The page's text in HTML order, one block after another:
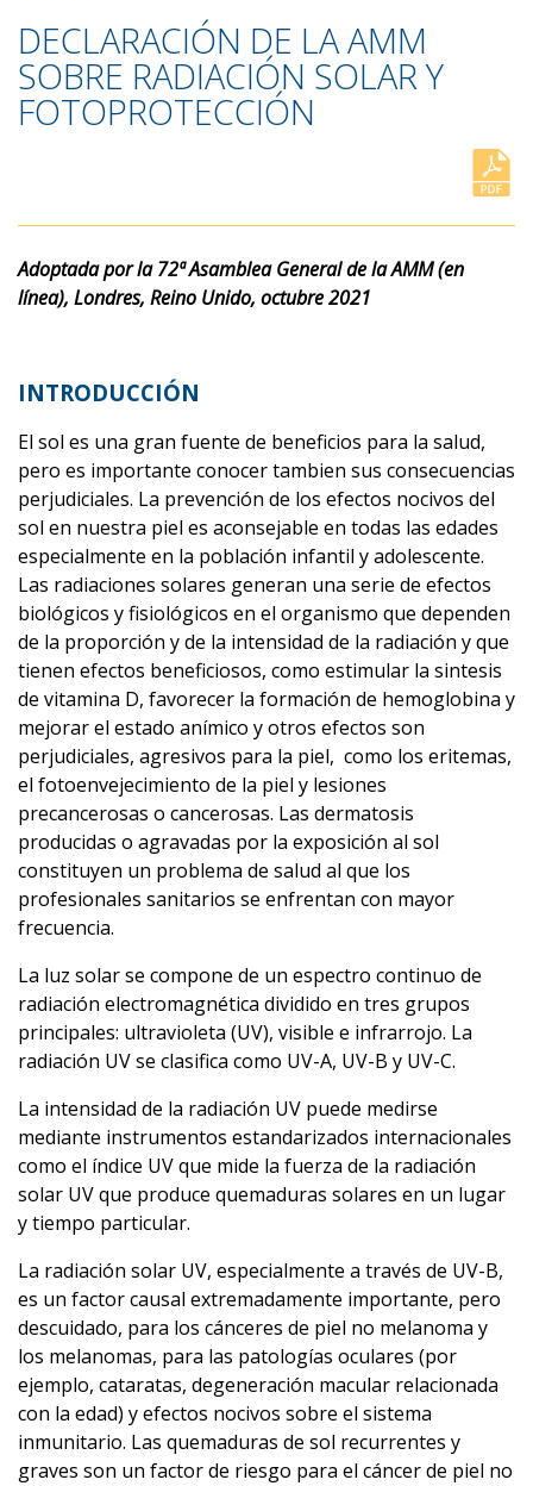
DECLARACIÓN DE LA AMM
SOBRE RADIACIÓN SOLAR Y
FOTOPROTECCIÓN
Adoptada por la 72ª Asamblea General de la AMM (en
línea), Londres, Reino Unido, octubre 2021
INTRODUCCIÓN
El sol es una gran fuente de beneficios para la salud,
pero es importante conocer tambien sus consecuencias
perjudiciales. La prevención de los efectos nocivos del
sol en nuestra piel es aconsejable en todas las edades
especialmente en la población infantil y adolescente.
Las radiaciones solares generan una serie de efectos
biológicos y fisiológicos en el organismo que dependen
de la proporción y de la intensidad de la radiación y que
tienen efectos beneficiosos, como estimular la sintesis
de vitamina D, favorecer la formación de hemoglobina y
mejorar el estado anímico y otros efectos son
perjudiciales, agresivos para la piel, como los eritemas,
el fotoenvejecimiento de la piel y lesiones
precancerosas o cancerosas. Las dermatosis
producidas o agravadas por la exposición al sol
constituyen un problema de salud al que los
profesionales sanitarios se enfrentan con mayor
frecuencia.
La luz solar se compone de un espectro continuo de
radiación electromagnética dividido en tres grupos
principales: ultravioleta (UV), visible e infrarrojo. La
radiación UV se clasifica como UV-A, UV-B y UV-C.
La intensidad de la radiación UV puede medirse
mediante instrumentos estandarizados internacionales
como el índice UV que mide la fuerza de la radiación
solar UV que produce quemaduras solares en un lugar
y tiempo particular.
La radiación solar UV, especialmente a través de UV-B,
es un factor causal extremadamente importante, pero
descuidado, para los cánceres de piel no melanoma y
los melanomas, para las patologías oculares (por
ejemplo, cataratas, degeneración macular relacionada
con la edad) y efectos nocivos sobre el sistema
inmunitario. Las quemaduras de sol recurrentes y
graves son un factor de riesgo para el cáncer de piel no